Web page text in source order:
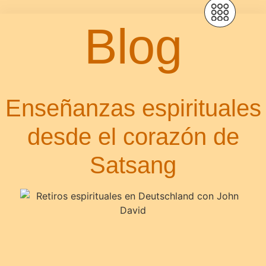
Blog
Enseñanzas espirituales
desde el corazón de
Satsang